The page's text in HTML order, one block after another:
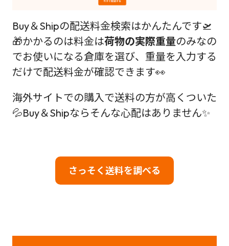
Buy＆Shipの配送料金検索はかんたんです🛫
🎁かかるのは料金は荷物の実際重量のみなの
でお使いになる倉庫を選び、重量を入力する
だけで配送料金が確認できます👀
海外サイトでの購入で送料の方が高くついた
💦Buy＆Shipならそんな心配はありません✨
さっそく送料を調べる